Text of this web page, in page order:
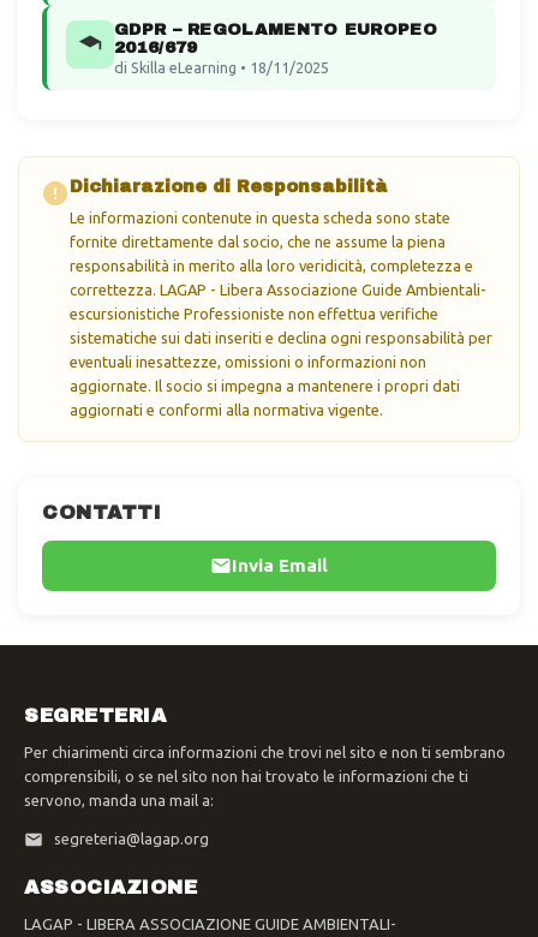
CONTATTI
Invia Email
GDPR – REGOLAMENTO EUROPEO
2016/679
di Skilla eLearning • 18/11/2025
Dichiarazione di Responsabilità
Le informazioni contenute in questa scheda sono state
fornite direttamente dal socio, che ne assume la piena
responsabilità in merito alla loro veridicità, completezza e
correttezza. LAGAP - Libera Associazione Guide Ambientali-
escursionistiche Professioniste non effettua verifiche
sistematiche sui dati inseriti e declina ogni responsabilità per
eventuali inesattezze, omissioni o informazioni non
aggiornate. Il socio si impegna a mantenere i propri dati
aggiornati e conformi alla normativa vigente.
SEGRETERIA
Per chiarimenti circa informazioni che trovi nel sito e non ti sembrano
comprensibili, o se nel sito non hai trovato le informazioni che ti
servono, manda una mail a:
segreteria@lagap.org
ASSOCIAZIONE
LAGAP - LIBERA ASSOCIAZIONE GUIDE AMBIENTALI-